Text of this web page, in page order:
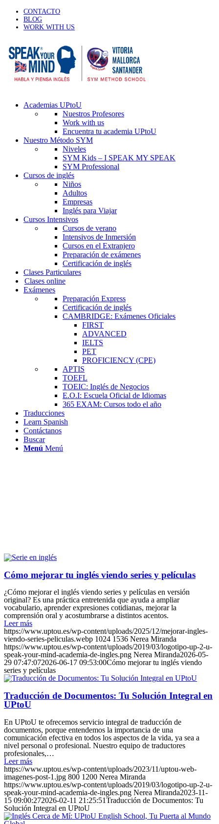
CONTACTO
BLOG
WORK WITH US
Academias UPtoU
Nuestros Profesores
Work with us
Encuentra tu academia UPtoU
Nuestro Método SYM
Niveles
SYM Kids – I SPEAK MY SPEAK
SYM Professional
Cursos de inglés
Niños
Adultos
Empresas
Inglés para Viajar
Cursos Intensivos
Cursos de verano
Intensivos de Inmersión
Cursos en el Extranjero
Preparación de exámenes
Certificación de inglés
Clases Particulares
Clases online
Exámenes
Preparación Express
Certificación de inglés
CAMBRIDGE: Exámenes Oficiales
FIRST
ADVANCED
IELTS
PET
PROFICIENCY (CPE)
APTIS
TOEFL
TOEIC: Inglés de Negocios
E.O.I: Escuela Oficial de Idiomas
365 EXAM: Cursos todo el año
Traducciones
Learn Spanish
Contáctanos
Buscar
Menú Menú
Cómo mejorar tu inglés viendo series y películas
¿Cómo mejorar el inglés viendo series y películas en versión
original? Es una práctica entretenida que ayuda a ampliar
vocabulario, aprender expresiones cotidianas, mejorar la
comprensión oral y acostumbrarse a distintos acentos.
Leer más
https://www.uptou.es/wp-content/uploads/2025/12/mejorar-ingles-
viendo-series-peliculas.webp 1024 1536 Nerea Miranda
https://www.uptou.es/wp-content/uploads/2019/03/logotipo-up-2-u-
speak-your-mind-academia-de-ingles.png Nerea Miranda2026-05-
29 07:47:072026-06-17 09:53:00Cómo mejorar tu inglés viendo
series y películas
Traducción de Documentos: Tu Solución Integral en
UPtoU
En UPtoU te ofrecemos servicio integral de traducción de
documentos, porque entendemos la importancia de una
comunicación efectiva en todos los aspectos de la vida, ya sea a
nivel personal o profesional. Nuestro equipo de traductores
profesionales,…
Leer más
https://www.uptou.es/wp-content/uploads/2023/11/uptou-web-
imagenes-post-1.jpg 800 1200 Nerea Miranda
https://www.uptou.es/wp-content/uploads/2019/03/logotipo-up-2-u-
speak-your-mind-academia-de-ingles.png Nerea Miranda2023-11-
15 09:00:272026-02-11 21:25:51Traducción de Documentos: Tu
Solución Integral en UPtoU